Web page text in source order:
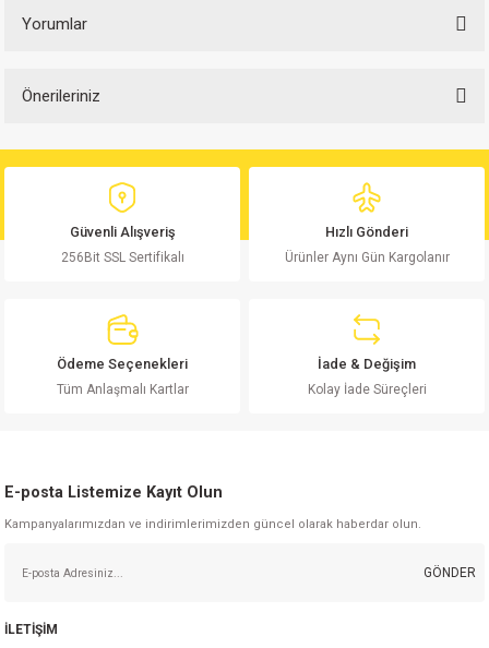
Yorumlar
Yorum Yaz
Önerileriniz
yetersiz gördüğünüz noktaları öneri formunu kullanarak tarafımıza
Görüş ve önerileriniz için teşekkür ederiz.
Ürün resmi kalitesiz, bozuk veya görüntülenemiyor.
Ürün bilgilerinde hatalar bulunuyor.
Bu ürüne benzer farklı alternatifler olmalı.
Gönder
Güvenli Alışveriş
256Bit SSL Sertifikalı
Hızlı Gönderi
Ürünler Aynı Gün Kargolanır
Ödeme Seçenekleri
Tüm Anlaşmalı Kartlar
İade & Değişim
Kolay İade Süreçleri
E-posta Listemize Kayıt Olun
Kampanyalarımızdan ve indirimlerimizden güncel olarak haberdar olun.
GÖNDER
İLETİŞİM